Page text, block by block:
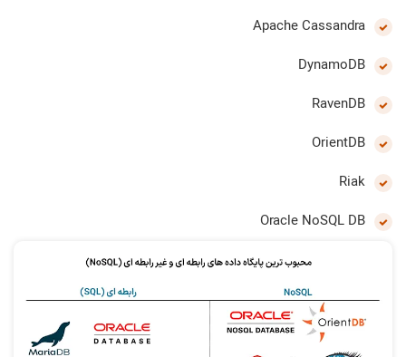
Apache Cassandra
DynamoDB
RavenDB
OrientDB
Riak
Oracle NoSQL DB